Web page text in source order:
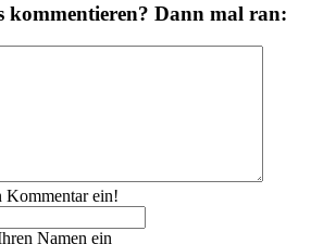
kommentieren? Dann mal ran:
Kommentar ein!
Namen ein